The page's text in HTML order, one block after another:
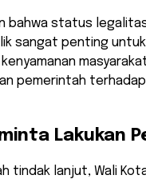
bahwa status
sangat penting
kenyamanan
pemerintah
Lakukan
tindak lanjut, Wali